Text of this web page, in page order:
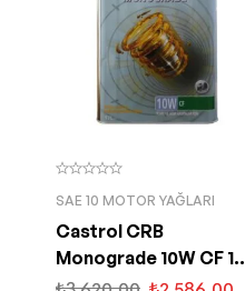
SAE 10 MOTOR YAĞLARI
Castrol CRB
Monograde 10W CF 15
Kg Motor Yağı